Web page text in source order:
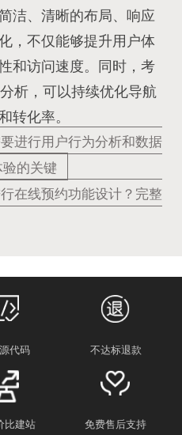
洁、清晰的布局、响应
，不仅能够提升用户体
和访问速度。同时，考
析，可以持续优化导航
转化率。
进行用户行为分析和数据
的关键
在线预约功能设计？完整
代码 不达标退款
比建站 免费售后支持